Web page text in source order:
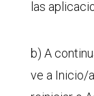
las
b) A
ve a Inicio/